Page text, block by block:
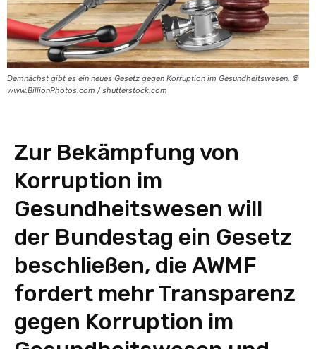
Demnächst gibt es ein neues Gesetz gegen Korruption im Gesundheitswesen. ©
www.BillionPhotos.com / shutterstock.com
Zur Bekämpfung von
Korruption im
Gesundheitswesen will
der Bundestag ein Gesetz
beschließen, die AWMF
fordert mehr Transparenz
gegen Korruption im